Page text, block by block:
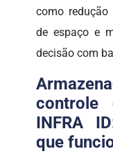
como
de espaço e
decisão com
INFRA
que